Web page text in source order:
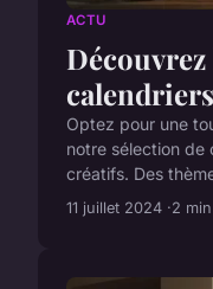
ACTU
Optez pour une
notre sélection de
créatifs. Des
11 juillet 2024 2